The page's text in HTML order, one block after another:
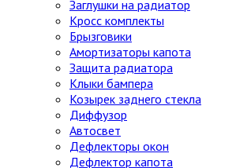
Заглушки на радиатор
Кросс комплекты
Брызговики
Амортизаторы капота
Защита радиатора
Клыки бампера
Козырек заднего стекла
Диффузор
Автосвет
Дефлекторы окон
Дефлектор капота